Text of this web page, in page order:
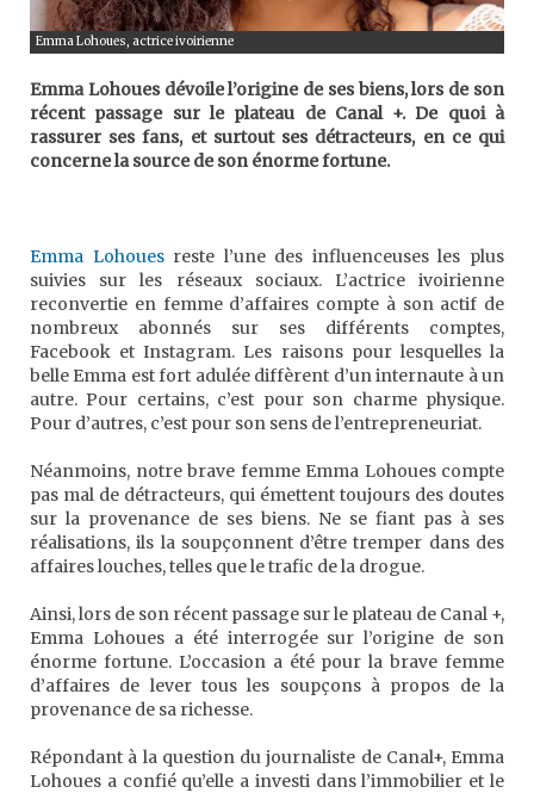
Emma Lohoues, actrice ivoirienne
Emma Lohoues dévoile l’origine de ses biens, lors de son
récent passage sur le plateau de Canal +. De quoi à
rassurer ses fans, et surtout ses détracteurs, en ce qui
concerne la source de son énorme fortune.
Emma Lohouesreste l’une des influenceuses les plus
suivies sur les réseaux sociaux. L’actrice ivoirienne
reconvertie en femme d’affaires compte à son actif de
nombreux abonnés sur ses différents comptes,
Facebook et Instagram. Les raisons pour lesquelles la
belle Emma est fort adulée diffèrent d’un internaute à un
autre. Pour certains, c’est pour son charme physique.
Pour d’autres, c’est pour son sens de l’entrepreneuriat.
Néanmoins, notre brave femme Emma Lohoues compte
pas mal de détracteurs, qui émettent toujours des doutes
sur la provenance de ses biens. Ne se fiant pas à ses
réalisations, ils la soupçonnent d’être tremper dans des
affaires louches, telles que le trafic de la drogue.
Ainsi, lors de son récent passage sur le plateau de Canal +,
Emma Lohoues a été interrogée sur l’origine de son
énorme fortune. L’occasion a été pour la brave femme
d’affaires de lever tous les soupçons à propos de la
provenance de sa richesse.
Répondant à la question du journaliste de Canal+, Emma
Lohoues a confié qu’elle a investi dans l’immobilier et le